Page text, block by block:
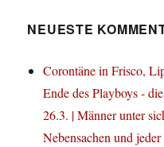
NEUESTE
Corontäne in Frisco,
Ende des Playboys -
26.3. | Männer unter
Nebensachen und